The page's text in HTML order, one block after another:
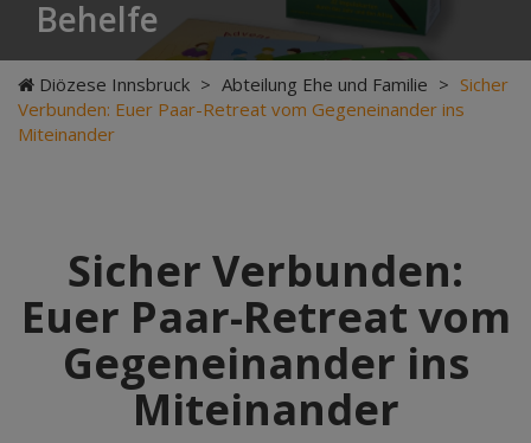
Behelfe
Diözese Innsbruck > Abteilung Ehe und Familie > Sicher
Verbunden: Euer Paar-Retreat vom Gegeneinander ins
Miteinander
Sicher Verbunden:
Euer Paar-Retreat vom
Gegeneinander ins
Miteinander